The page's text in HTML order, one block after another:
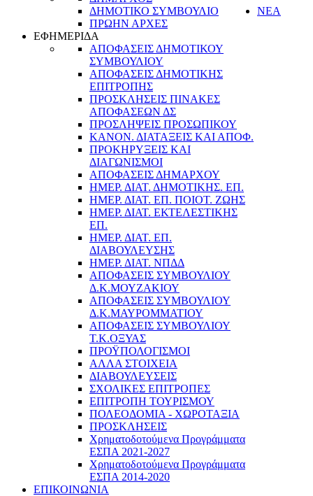
ΔΗΜΟΤΙΚΟ ΣΥΜΒΟΥΛΙΟ
ΠΡΩΗΝ ΑΡΧΕΣ
ΝΕΑ
ΕΦΗΜΕΡΙΔΑ
ΑΠΟΦΑΣΕΙΣ ΔΗΜΟΤΙΚΟΥ
ΣΥΜΒΟΥΛΙΟΥ
ΑΠΟΦΑΣΕΙΣ ΔΗΜΟΤΙΚΗΣ
ΕΠΙΤΡΟΠΗΣ
ΠΡΟΣΚΛΗΣΕΙΣ ΠΙΝΑΚΕΣ
ΑΠΟΦΑΣΕΩΝ ΔΣ
ΠΡΟΣΛΗΨΕΙΣ ΠΡΟΣΩΠΙΚΟΥ
ΚΑΝΟΝ. ΔΙΑΤΑΞΕΙΣ ΚΑΙ ΑΠΟΦ.
ΠΡΟΚΗΡΥΞΕΙΣ ΚΑΙ
ΔΙΑΓΩΝΙΣΜΟΙ
ΑΠΟΦΑΣΕΙΣ ΔΗΜΑΡΧΟΥ
ΗΜΕΡ. ΔΙΑΤ. ΔΗΜΟΤΙΚΗΣ. ΕΠ.
ΗΜΕΡ. ΔΙΑΤ. ΕΠ. ΠΟΙOΤ. ΖΩΗΣ
ΗΜΕΡ. ΔΙΑΤ. ΕΚΤΕΛΕΣΤΙΚΗΣ
ΕΠ.
ΗΜΕΡ. ΔΙΑΤ. ΕΠ.
ΔΙΑΒΟΥΛΕΥΣΗΣ
ΗΜΕΡ. ΔΙΑΤ. ΝΠΔΔ
ΑΠΟΦΑΣΕΙΣ ΣΥΜΒΟΥΛΙΟΥ
Δ.Κ.ΜΟΥΖΑΚΙΟΥ
ΑΠΟΦΑΣΕΙΣ ΣΥΜΒΟΥΛΙΟΥ
Δ.Κ.ΜΑΥΡΟΜΜΑΤΙΟΥ
ΑΠΟΦΑΣΕΙΣ ΣΥΜΒΟΥΛΙΟΥ
Τ.Κ.ΟΞΥΑΣ
ΠΡΟΫΠΟΛΟΓΙΣΜΟΙ
ΑΛΛΑ ΣΤΟΙΧΕΙΑ
ΔΙΑΒΟΥΛΕΥΣΕΙΣ
ΣΧΟΛΙΚΕΣ ΕΠΙΤΡΟΠΕΣ
ΕΠΙΤΡΟΠΗ ΤΟΥΡΙΣΜΟΥ
ΠΟΛΕΟΔΟΜΙΑ - ΧΩΡΟΤΑΞΙΑ
ΠΡΟΣΚΛΗΣΕΙΣ
Χρηματοδοτούμενα Προγράμματα
ΕΣΠΑ 2021-2027
Χρηματοδοτούμενα Προγράμματα
ΕΣΠΑ 2014-2020
ΕΠΙΚΟΙΝΩΝΙΑ